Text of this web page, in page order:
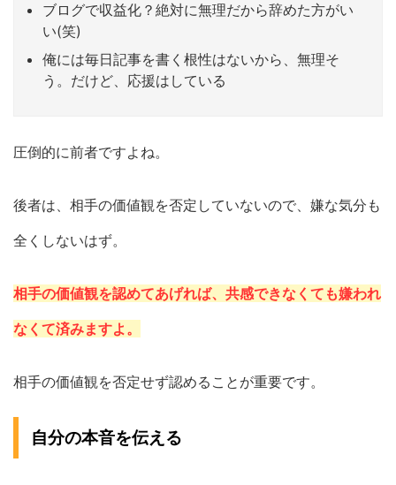
ブログで収益化？絶対に無理だから辞めた方がい
い(笑)
俺には毎日記事を書く根性はないから、無理そ
う。だけど、応援はしている
圧倒的に前者ですよね。
後者は、相手の価値観を否定していないので、嫌な気分も
全くしないはず。
相手の価値観を認めてあげれば、共感できなくても嫌われ
なくて済みますよ。
相手の価値観を否定せず認めることが重要です。
自分の本音を伝える